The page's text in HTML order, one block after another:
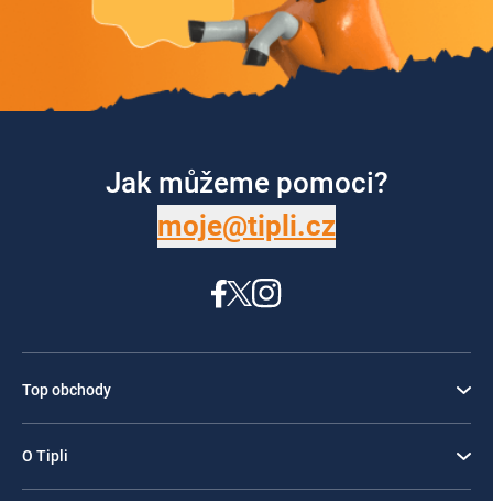
Jak můžeme pomoci?
moje@tipli.cz
Top obchody
O Tipli